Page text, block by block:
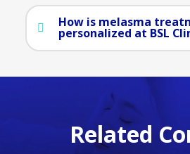
How is melasma
personalized at BSL
Related